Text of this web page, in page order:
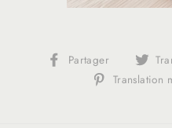
Partager
missing:
Translation